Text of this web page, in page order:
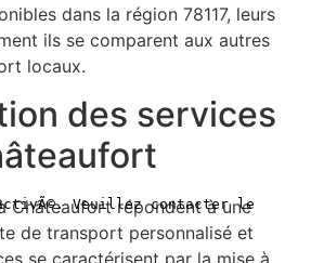
dans la région 78117, leurs
ils se comparent aux autres
locaux.
des services
Châteaufort répondent à une
de transport personnalisé et